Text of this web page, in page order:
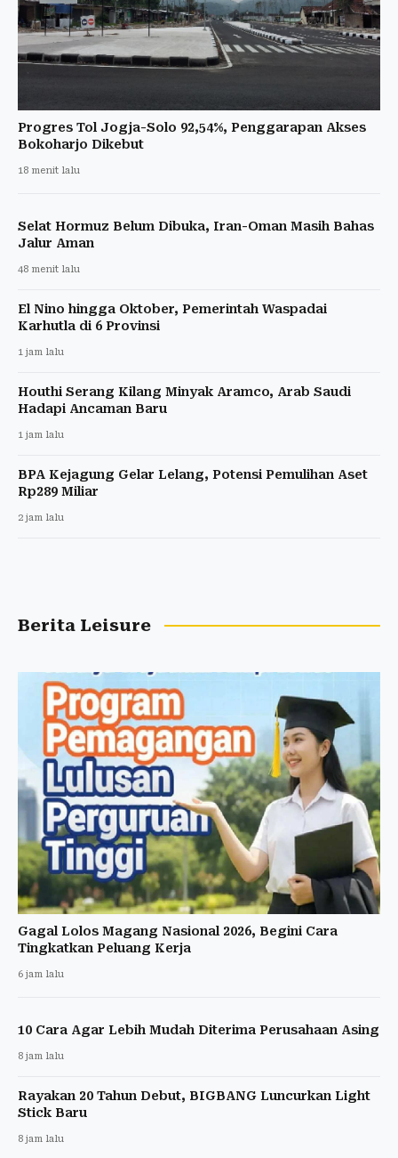
Progres Tol Jogja-Solo 92,54%, Penggarapan Akses
Bokoharjo Dikebut
18 menit lalu
Selat Hormuz Belum Dibuka, Iran-Oman Masih Bahas
Jalur Aman
48 menit lalu
El Nino hingga Oktober, Pemerintah Waspadai
Karhutla di 6 Provinsi
1 jam lalu
Houthi Serang Kilang Minyak Aramco, Arab Saudi
Hadapi Ancaman Baru
1 jam lalu
BPA Kejagung Gelar Lelang, Potensi Pemulihan Aset
Rp289 Miliar
2 jam lalu
Berita Leisure
Gagal Lolos Magang Nasional 2026, Begini Cara
Tingkatkan Peluang Kerja
6 jam lalu
10 Cara Agar Lebih Mudah Diterima Perusahaan Asing
8 jam lalu
Rayakan 20 Tahun Debut, BIGBANG Luncurkan Light
Stick Baru
8 jam lalu